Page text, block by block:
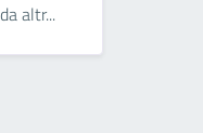
altr...